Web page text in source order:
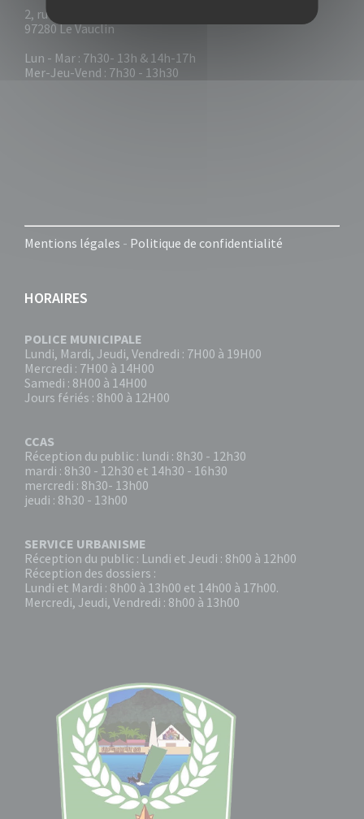
2, rue Collignon
97280 Le Vauclin
Lun - Mar : 7h30- 13h & 14h-17h
Mer-Jeu-Vend : 7h30 - 13h30
Mentions légales - Politique de confidentialité
HORAIRES
POLICE MUNICIPALE
Lundi, Mardi, Jeudi, Vendredi : 7H00 à 19H00
Mercredi : 7H00 à 14H00
Samedi : 8H00 à 14H00
Jours fériés : 8h00 à 12H00
CCAS
Réception du public : lundi : 8h30 - 12h30
mardi : 8h30 - 12h30 et 14h30 - 16h30
mercredi : 8h30- 13h00
jeudi : 8h30 - 13h00
SERVICE URBANISME
Réception du public : Lundi et Jeudi : 8h00 à 12h00
Réception des dossiers :
Lundi et Mardi : 8h00 à 13h00 et 14h00 à 17h00.
Mercredi, Jeudi, Vendredi : 8h00 à 13h00